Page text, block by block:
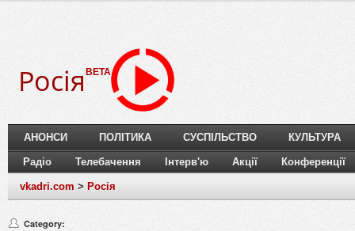
Росія BETA
АНОНСИ ПОЛІТИКА СУСПІЛЬСТВО КУЛЬТУРА
Радіо Телебачення Інтерв'ю Акції Конференції
vkadri.com > Росія
Category: